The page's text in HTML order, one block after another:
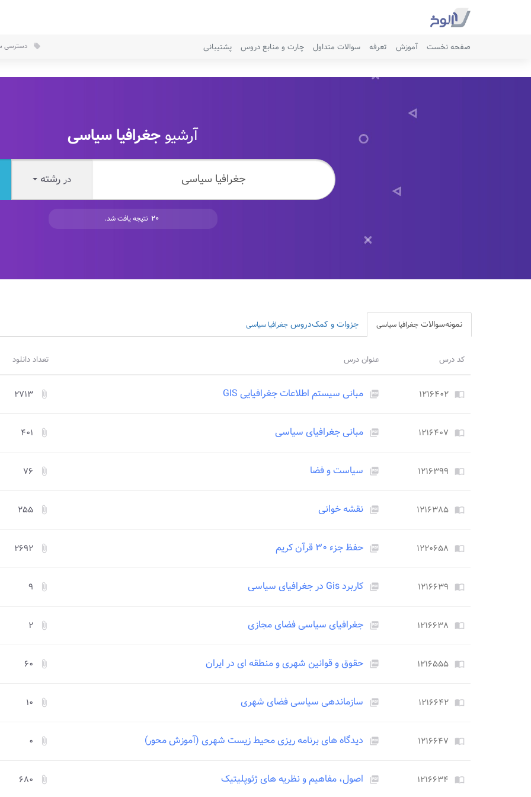
صفحه نخست آموزش تعرفه سوالات متداول چارت و منابع دروس پشتیبانی local_offer دسترسی
آرشیوجغرافیا سیاسی
در رشته
۲۰ نتیجه یافت شد.
نمونه‌سوالات جغرافیا سیاسی جزوات و کمک‌دروس جغرافیا سیاسی
کد درس عنوان درس تعداد دانلود
import_contacts ۱۲۱۶۴۰۲ picture_as_pdf مبانی سیستم اطلاعات جغرافیایی GIS attach_file ۲۷۱۳
import_contacts ۱۲۱۶۴۰۷ picture_as_pdf مبانی جغرافیای سیاسی attach_file ۴۰۱
import_contacts ۱۲۱۶۳۹۹ picture_as_pdf سیاست و فضا attach_file ۷۶
import_contacts ۱۲۱۶۳۸۵ picture_as_pdf نقشه خوانی attach_file ۲۵۵
import_contacts ۱۲۲۰۶۵۸ picture_as_pdf حفظ جزء ۳۰ قرآن کریم attach_file ۲۶۹۲
import_contacts ۱۲۱۶۶۳۹ picture_as_pdf کاربرد Gis در جغرافیای سیاسی attach_file ۹
import_contacts ۱۲۱۶۶۳۸ picture_as_pdf جغرافیای سیاسی فضای مجازی attach_file ۲
import_contacts ۱۲۱۶۵۵۵ picture_as_pdf حقوق و قوانین شهری و منطقه ای در ایران attach_file ۶۰
import_contacts ۱۲۱۶۶۴۲ picture_as_pdf سازماندهی سیاسی فضای شهری attach_file ۱۰
import_contacts ۱۲۱۶۶۴۷ picture_as_pdf دیدگاه های برنامه ریزی محیط زیست شهری (آموزش محور) attach_file ۰
import_contacts ۱۲۱۶۶۳۴ picture_as_pdf اصول، مفاهیم و نظریه های ژئوپلیتیک attach_file ۶۸۰